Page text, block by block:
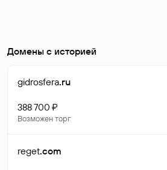
Домены с историей
gidrosfera.ru
388 700 ₽
Возможен торг
reget.com